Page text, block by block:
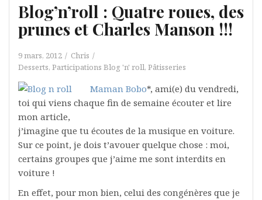
Blog’n’roll : Quatre roues, des
prunes et Charles Manson !!!
9 mars, 2012
Chris
Desserts, Participations Blog 'n' roll, Pâtisseries
Maman Bobo*, ami(e) du vendredi,
toi qui viens chaque fin de semaine écouter et lire
mon article,
j’imagine que tu écoutes de la musique en voiture.
Sur ce point, je dois t’avouer quelque chose : moi,
certains groupes que j’aime me sont interdits en
voiture !
En effet, pour mon bien, celui des congénères que je